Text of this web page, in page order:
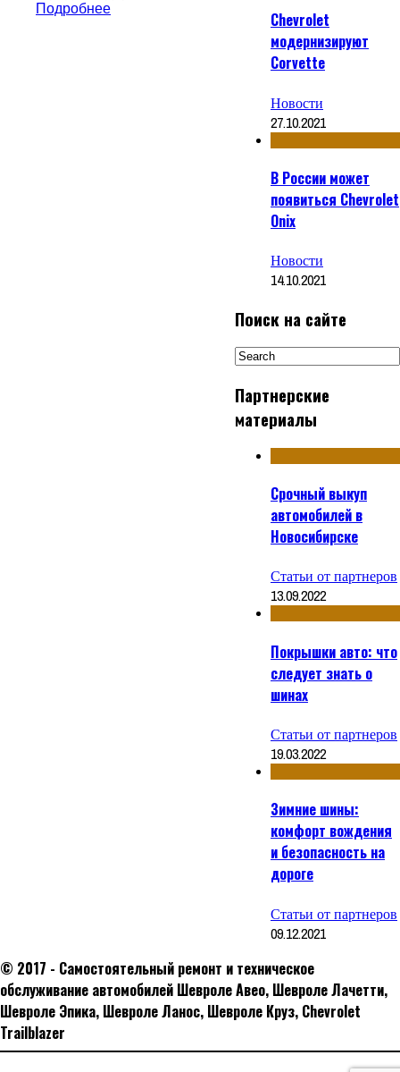
Подробнее
Chevrolet
модернизируют
Corvette
Новости
27.10.2021
В России может
появиться Chevrolet
Onix
Новости
14.10.2021
Поиск на сайте
Партнерские
материалы
Срочный выкуп
автомобилей в
Новосибирске
Статьи от партнеров
13.09.2022
Покрышки авто: что
следует знать о
шинах
Статьи от партнеров
19.03.2022
Зимние шины:
комфорт вождения
и безопасность на
дороге
Статьи от партнеров
09.12.2021
© 2017 - Самостоятельный ремонт и техническое
обслуживание автомобилей Шевроле Авео, Шевроле Лачетти,
Шевроле Эпика, Шевроле Ланос, Шевроле Круз, Сhevrolet
Trailblazer